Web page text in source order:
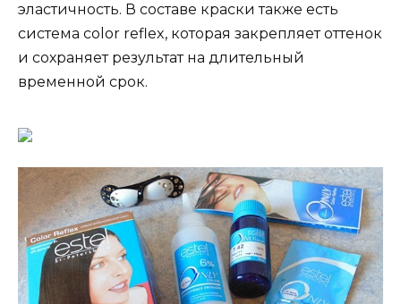
эластичность. В составе краски также есть
система color reflex, которая закрепляет оттенок
и сохраняет результат на длительный
временной срок.